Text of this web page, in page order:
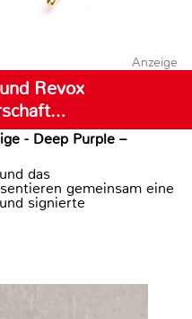
Anzeige
Revox
- Deep Purple –
das
gemeinsam eine
signierte